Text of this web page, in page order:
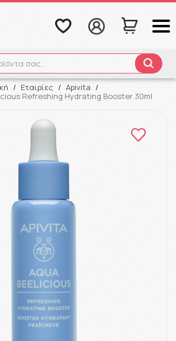
σας...
Αναζήτηση
/ Εταιρίες / Apivita /
Refreshing Hydrating Booster 30ml